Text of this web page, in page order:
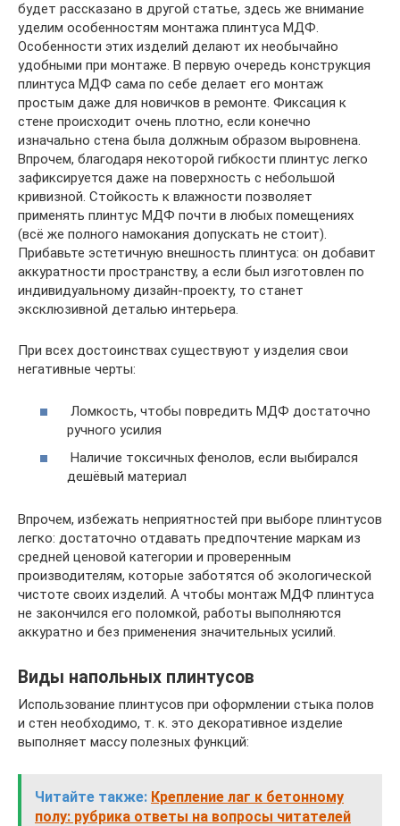
будет рассказано в другой статье, здесь же внимание
уделим особенностям монтажа плинтуса МДФ.
Особенности этих изделий делают их необычайно
удобными при монтаже. В первую очередь конструкция
плинтуса МДФ сама по себе делает его монтаж
простым даже для новичков в ремонте. Фиксация к
стене происходит очень плотно, если конечно
изначально стена была должным образом выровнена.
Впрочем, благодаря некоторой гибкости плинтус легко
зафиксируется даже на поверхность с небольшой
кривизной. Стойкость к влажности позволяет
применять плинтус МДФ почти в любых помещениях
(всё же полного намокания допускать не стоит).
Прибавьте эстетичную внешность плинтуса: он добавит
аккуратности пространству, а если был изготовлен по
индивидуальному дизайн-проекту, то станет
эксклюзивной деталью интерьера.
При всех достоинствах существуют у изделия свои
негативные черты:
Ломкость, чтобы повредить МДФ достаточно
ручного усилия
Наличие токсичных фенолов, если выбирался
дешёвый материал
Впрочем, избежать неприятностей при выборе плинтусов
легко: достаточно отдавать предпочтение маркам из
средней ценовой категории и проверенным
производителям, которые заботятся об экологической
чистоте своих изделий. А чтобы монтаж МДФ плинтуса
не закончился его поломкой, работы выполняются
аккуратно и без применения значительных усилий.
Виды напольных плинтусов
Использование плинтусов при оформлении стыка полов
и стен необходимо, т. к. это декоративное изделие
выполняет массу полезных функций:
Читайте также: Крепление лаг к бетонному
полу: рубрика ответы на вопросы читателей